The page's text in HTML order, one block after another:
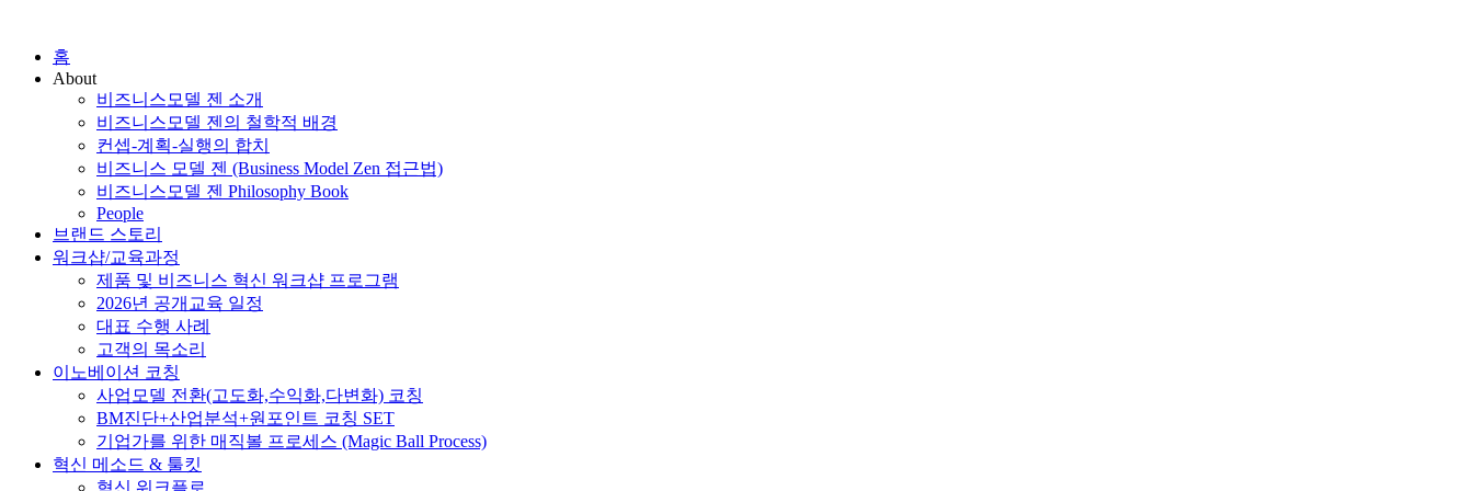
홈
About
비즈니스모델 젠 소개
비즈니스모델 젠의 철학적 배경
컨셉-계획-실행의 합치
비즈니스 모델 젠 (Business Model Zen 접근법)
비즈니스모델 젠 Philosophy Book
People
브랜드 스토리
워크샵/교육과정
제품 및 비즈니스 혁신 워크샵 프로그램
2026년 공개교육 일정
대표 수행 사례
고객의 목소리
이노베이션 코칭
사업모델 전환(고도화,수익화,다변화) 코칭
BM진단+산업분석+원포인트 코칭 SET
기업가를 위한 매직볼 프로세스 (Magic Ball Process)
혁신 메소드 & 툴킷
혁신 워크플로